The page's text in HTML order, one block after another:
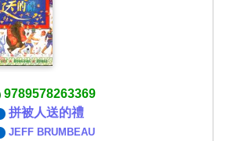
9789578263369
拼被人送的禮
JEFF BRUMBEAU